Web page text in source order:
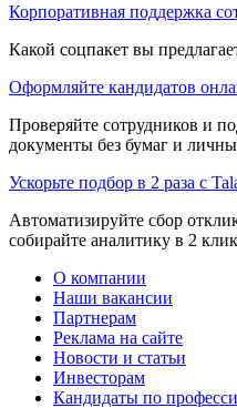
Корпоративная поддержка
Какой соцпакет вы
Оформляйте кандидатов
Проверяйте сотрудников и
документы без бумаг и
Ускорьте подбор в 2 раза с
Автоматизируйте сбор
собирайте аналитику в 2
О компании
Наши вакансии
Партнерам
Реклама на сайте
Новости и статьи
Инвесторам
Кандидаты по